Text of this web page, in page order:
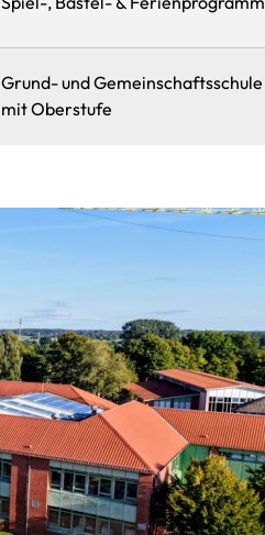
Grund- und Gemeinschaftsschule
mit Oberstufe